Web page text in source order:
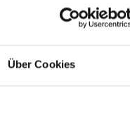
Über Cookies